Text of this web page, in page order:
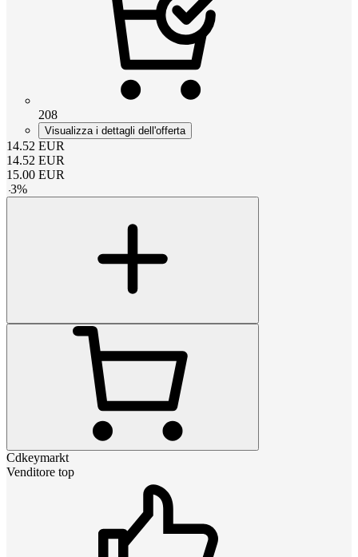
208
Visualizza i dettagli dell'offerta
14.52 EUR
14.52 EUR
15.00 EUR
-3%
Cdkeymarkt
Venditore top